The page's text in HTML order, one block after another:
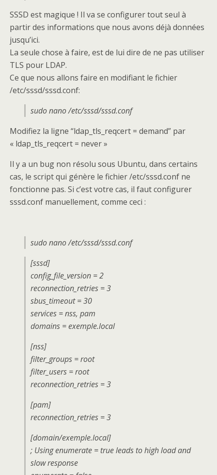
SSSD est magique ! Il va se configurer tout seul à
partir des informations que nous avons déjà données
jusqu’ici.
La seule chose à faire, est de lui dire de ne pas utiliser
TLS pour LDAP.
Ce que nous allons faire en modifiant le fichier
/etc/sssd/sssd.conf:
sudo nano /etc/sssd/sssd.conf
Modifiez la ligne “ldap_tls_reqcert = demand” par
« ldap_tls_reqcert = never »
Il y a un bug non résolu sous Ubuntu, dans certains
cas, le script qui génère le fichier /etc/sssd.conf ne
fonctionne pas. Si c’est votre cas, il faut configurer
sssd.conf manuellement, comme ceci :
sudo nano /etc/sssd/sssd.conf
[sssd]
config_file_version = 2
reconnection_retries = 3
sbus_timeout = 30
services = nss, pam
domains = exemple.local
[nss]
filter_groups = root
filter_users = root
reconnection_retries = 3
[pam]
reconnection_retries = 3
[domain/exemple.local]
; Using enumerate = true leads to high load and
slow response